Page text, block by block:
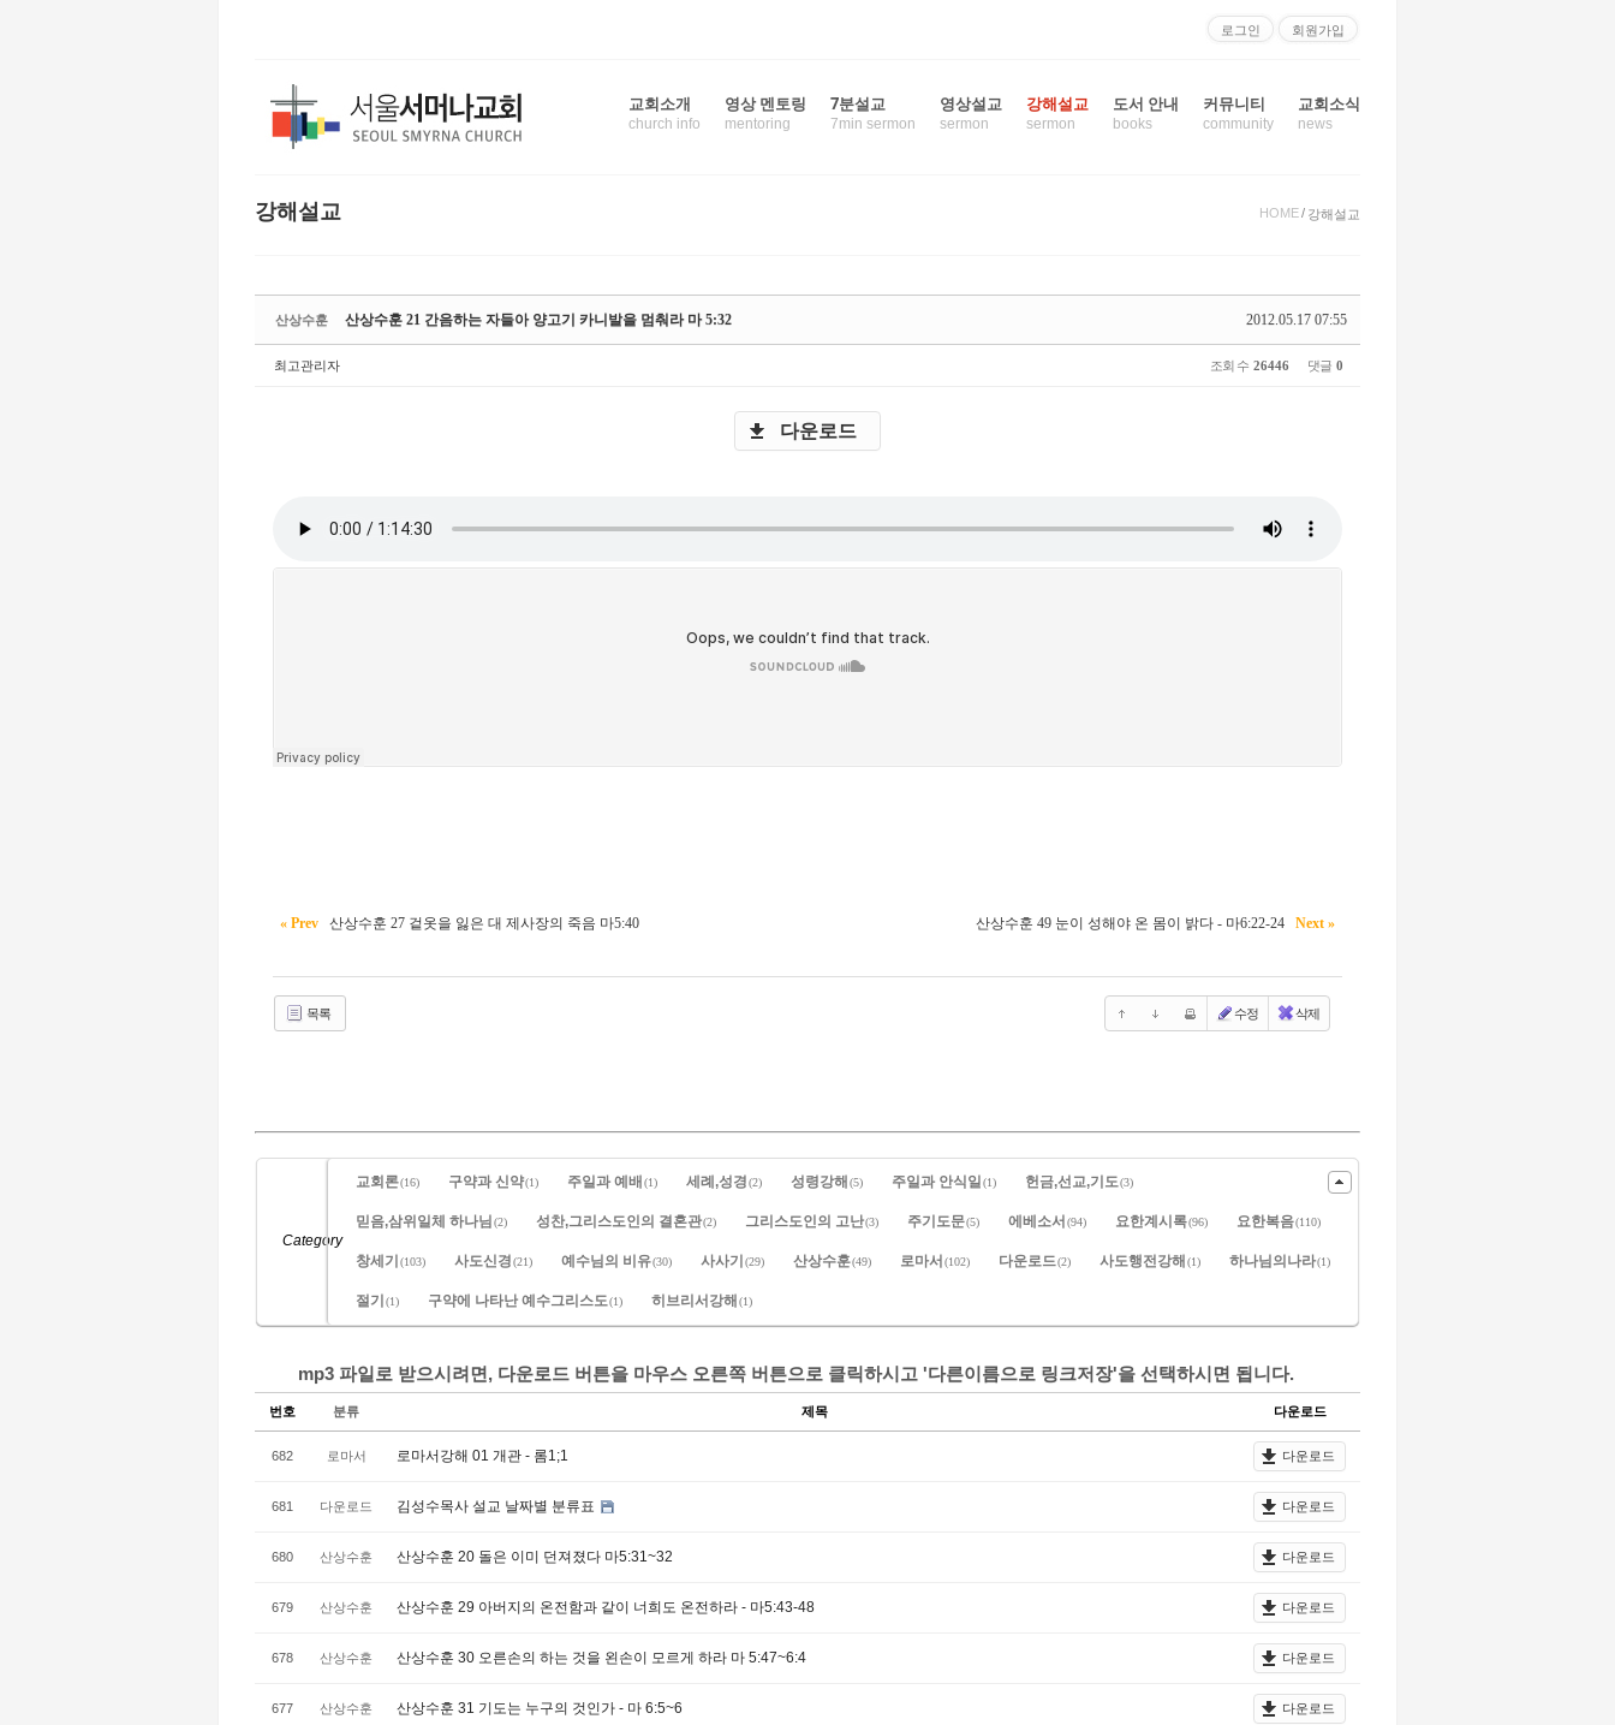
로그인 회원가입
교회소개
church info
영상 멘토링
mentoring
7분설교
7min sermon
영상설교
sermon
강해설교
sermon
도서 안내
books
커뮤니티
community
교회소식
news
강해설교 HOME/ 강해설교
산상수훈 2012.05.17 07:55
산상수훈 21 간음하는 자들아 양고기 카니발을 멈춰라 마 5:32
최고관리자 조회 수 26446 댓글 0
다운로드
« Prev 산상수훈 27 겉옷을 잃은 대 제사장의 죽음 마5:40 산상수훈 49 눈이 성해야 온 몸이 밝다 - 마6:22-24 Next »
목록 수정 삭제
Category
교회론(16) 구약과 신약(1) 주일과 예배 (1) 세례,성경(2) 성령강해 (5) 주일과 안식일 (1) 헌금,선교,기도(3)
믿음,삼위일체 하나님 (2) 성찬,그리스도인의 결혼관(2) 그리스도인의 고난(3) 주기도문(5) 에베소서 (94) 요한계시록(96) 요한복음(110)
창세기 (103) 사도신경(21) 예수님의 비유(30) 사사기 (29) 산상수훈(49) 로마서 (102) 다운로드(2) 사도행전강해 (1) 하나님의나라(1)
절기 (1) 구약에 나타난 예수그리스도(1) 히브리서강해 (1)
mp3 파일로 받으시려면, 다운로드 버튼을 마우스 오른쪽 버튼으로 클릭하시고 '다른이름으로 링크저장'을 선택하시면 됩니다.
번호 분류 제목 다운로드
682 로마서 로마서강해 01 개관 - 롬1;1 다운로드
681 다운로드 김성수목사 설교 날짜별 분류표 다운로드
680 산상수훈 산상수훈 20 돌은 이미 던져졌다 마5:31~32 다운로드
679 산상수훈 산상수훈 29 아버지의 온전함과 같이 너희도 온전하라 - 마5:43-48 다운로드
678 산상수훈 산상수훈 30 오른손의 하는 것을 왼손이 모르게 하라 마 5:47~6:4 다운로드
677 산상수훈 산상수훈 31 기도는 누구의 것인가 - 마 6:5~6 다운로드
Sketchbook5, 스케치북5
Sketchbook5, 스케치북5